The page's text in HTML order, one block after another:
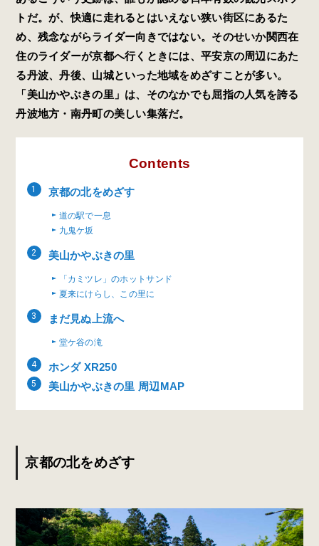
トだ。が、快適に走れるとはいえない狭い街区にあるた
め、残念ながらライダー向きではない。そのせいか関西在
住のライダーが京都へ行くときには、平安京の周辺にあた
る丹波、丹後、山城といった地域をめざすことが多い。
「美山かやぶきの里」は、そのなかでも屈指の人気を誇る
丹波地方・南丹町の美しい集落だ。
Contents
京都の北をめざす
道の駅で一息
九鬼ケ坂
美山かやぶきの里
「カミツレ」のホットサンド
夏来にけらし、この里に
まだ見ぬ上流へ
堂ケ谷の滝
ホンダ XR250
美山かやぶきの里 周辺MAP
京都の北をめざす